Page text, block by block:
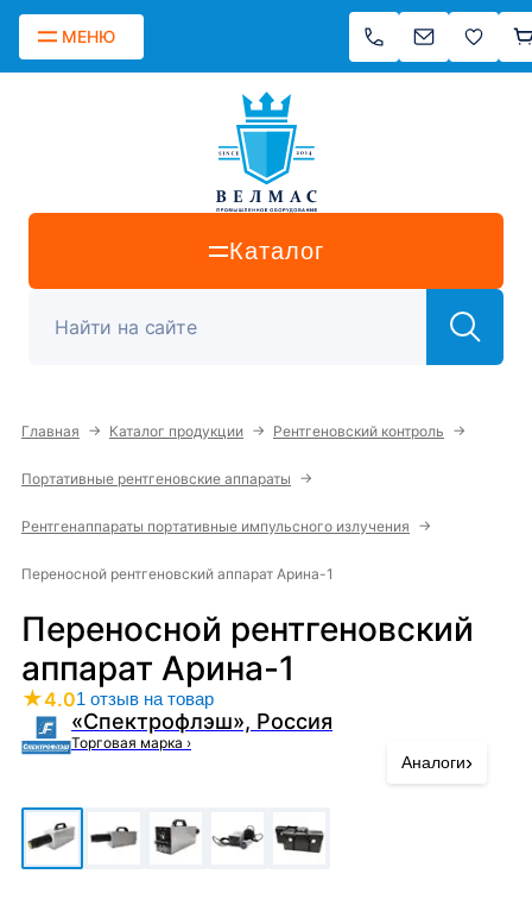
МЕНЮ
Каталог
Главная → Каталог продукции → Рентгеновский контроль →
Портативные рентгеновские аппараты →
Рентгенаппараты портативные импульсного излучения →
Переносной рентгеновский аппарат Арина-1
Переносной рентгеновский
аппарат Арина-1
★4.01 отзыв на товар
«Спектрофлэш», Россия
Торговая марка ›
Аналоги›